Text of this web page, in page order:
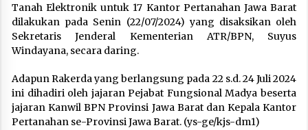
Tanah Elektronik untuk 17 Kantor Pertanahan Jawa Barat
dilakukan pada Senin (22/07/2024) yang disaksikan oleh
Sekretaris Jenderal Kementerian ATR/BPN, Suyus
Windayana, secara daring.
Adapun Rakerda yang berlangsung pada 22 s.d. 24 Juli 2024
ini dihadiri oleh jajaran Pejabat Fungsional Madya beserta
jajaran Kanwil BPN Provinsi Jawa Barat dan Kepala Kantor
Pertanahan se-Provinsi Jawa Barat. (ys-ge/kjs-dm1)